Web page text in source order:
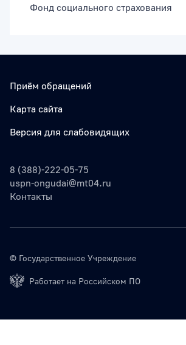
Фонд социального страхования
Приём обращений
Карта сайта
Версия для слабовидящих
8 (388)-222-05-75
uspn-ongudai@mt04.ru
Контакты
© Государственное Учреждение
Работает на Российском ПО